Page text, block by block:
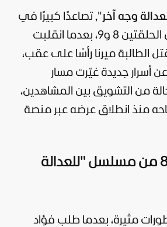
وجه آخر", تصاعدًا كبيرًا في
وتيرة الأحداث خلال الحلقتين 8 و9، بعدما انقلبت
الطالبة ميرنا رأسًا على عقب،
أسرار جديدة غيّرت مسار
من التشويق بين المشاهدين،
منذ انطلاق عرضه عبر منصة
أحداث الحلقة 8 من مسلسل "للعدالة
الحلقة 8 بتطورات مثيرة، بعدما طلب فؤاد